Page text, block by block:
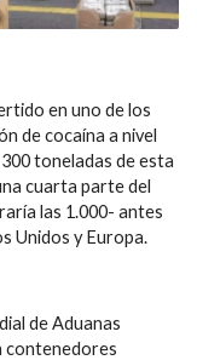
en uno de los
de cocaína a nivel
toneladas de esta
cuarta parte del
las 1.000- antes
Unidos y Europa.
de Aduanas
contenedores